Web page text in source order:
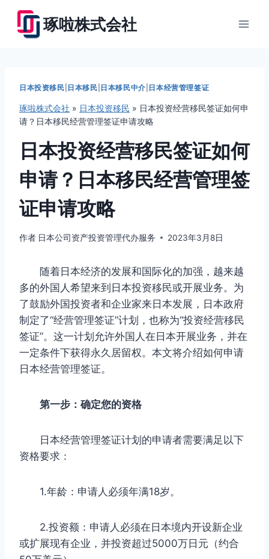
琢啦株式会社
日本投资移民 日本移民 日本移民中介 日本经营管理签证
琢啦株式会社 » 日本投资移民 » 日本投资经营移民签证如何申
请？日本移民经营管理签证申请攻略
日本投资经营移民签证如何
申请？日本移民经营管理签
证申请攻略
作者 日本公司资产投资管理代办服务 2023年3月8日
随着日本经济的发展和国际化的加强，越来越
多的外国人希望来到日本投资移民或开展业务。为
了鼓励外国投资者和企业家来日本发展，日本政府
制定了“经营管理签证”计划，也称为“投资经营移民
签证”。这一计划允许外国人在日本开展业务，并在
一定条件下获得永久居留权。本文将介绍如何申请
日本经营管理签证。
第一步：确定您的资格
日本经营管理签证计划的申请者需要满足以下
资格要求：
1.年龄：申请人必须年满18岁。
2.投资额：申请人必须在日本境内开设新企业
或扩展现有企业，并投资超过5000万日元（约合